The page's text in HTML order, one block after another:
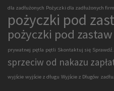
dla zadłużonych Pożyczki dla zadłużonych firm
pożyczki pod
pożyczki pod
prywatnej pętla pętli Skontaktuj się Sprawdź.
sprzeciw od nakazu
wyjście wyjście z długu Wyjście z Długów